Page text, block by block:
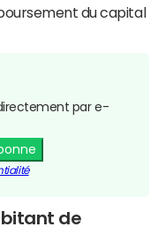
du capital
par e-
de